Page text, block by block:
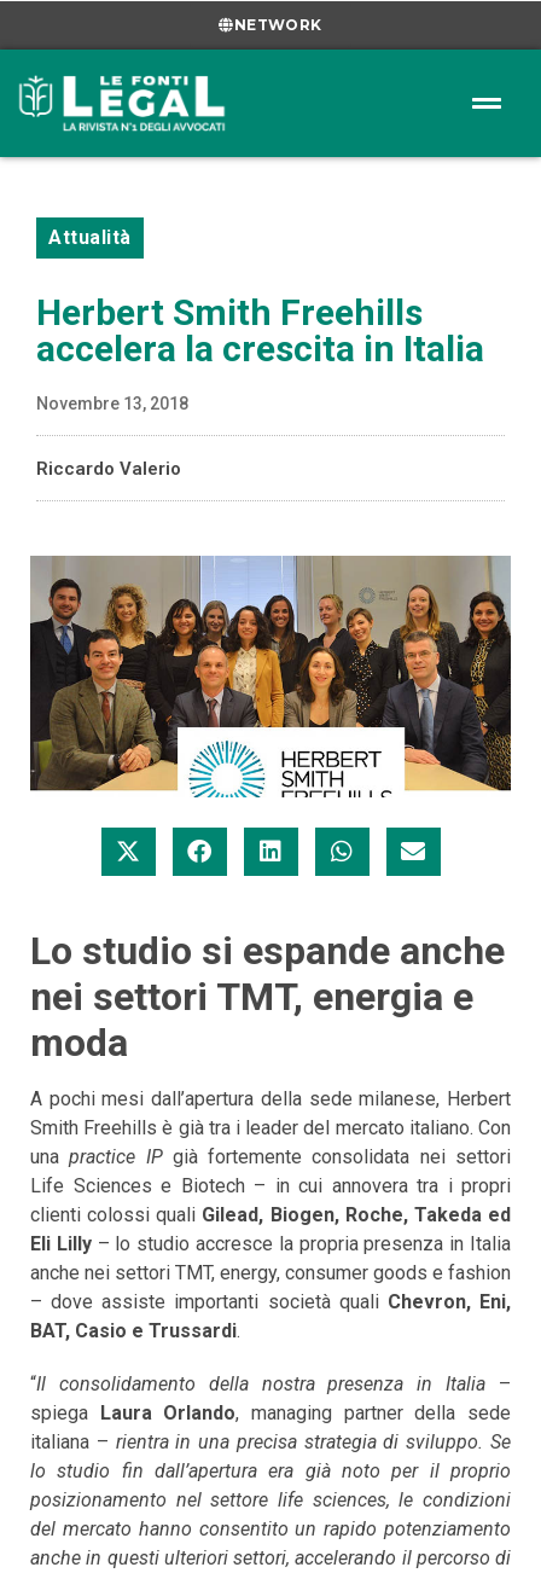
NETWORK
Attualità
Herbert Smith Freehills
accelera la crescita in Italia
Novembre 13, 2018
Riccardo Valerio
Lo studio si espande anche
nei settori TMT, energia e
moda
A pochi mesi dall’apertura della sede milanese, Herbert
Smith Freehills è già tra i leader del mercato italiano. Con
unapractice IP già fortemente consolidata nei settori
Life Sciences e Biotech – in cui annovera tra i propri
clienti colossi quali Gilead, Biogen, Roche, Takeda ed
Eli Lilly – lo studio accresce la propria presenza in Italia
anche nei settori TMT, energy, consumer goods e fashion
– dove assiste importanti società quali Chevron, Eni,
BAT, Casio e Trussardi.
“Il consolidamento della nostra presenza in Italia –
spiega Laura Orlando, managing partner della sede
italiana – rientra in una precisa strategia di sviluppo. Se
lo studio fin dall’apertura era già noto per il proprio
posizionamento nel settore life sciences, le condizioni
del mercato hanno consentito un rapido potenziamento
anche in questi ulteriori settori, accelerando il percorso di